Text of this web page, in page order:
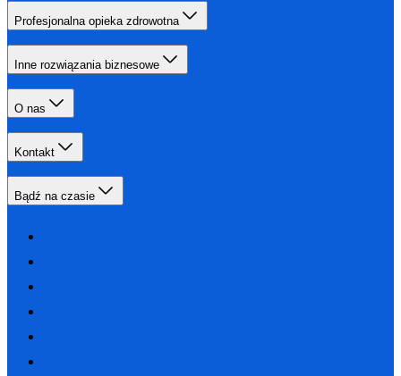
Profesjonalna opieka zdrowotna
Inne rozwiązania biznesowe
O nas
Kontakt
Bądź na czasie